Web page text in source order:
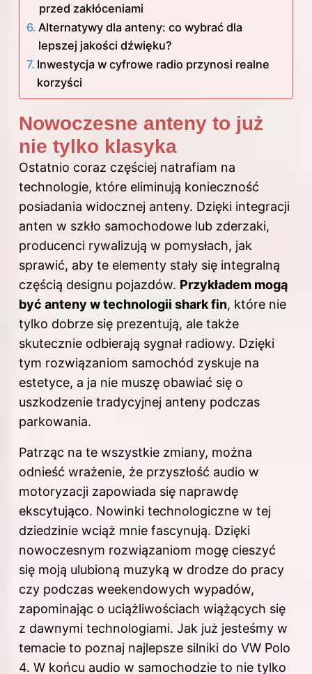
przed zakłóceniami
Alternatywy dla anteny: co wybrać dla
lepszej jakości dźwięku?
Inwestycja w cyfrowe radio przynosi realne
korzyści
Nowoczesne anteny to już
nie tylko klasyka
Ostatnio coraz częściej natrafiam na
technologie, które eliminują konieczność
posiadania widocznej anteny. Dzięki integracji
anten w szkło samochodowe lub zderzaki,
producenci rywalizują w pomysłach, jak
sprawić, aby te elementy stały się integralną
częścią designu pojazdów. Przykładem mogą
być anteny w technologii shark fin, które nie
tylko dobrze się prezentują, ale także
skutecznie odbierają sygnał radiowy. Dzięki
tym rozwiązaniom samochód zyskuje na
estetyce, a ja nie muszę obawiać się o
uszkodzenie tradycyjnej anteny podczas
parkowania.
Patrząc na te wszystkie zmiany, można
odnieść wrażenie, że przyszłość audio w
motoryzacji zapowiada się naprawdę
ekscytująco. Nowinki technologiczne w tej
dziedzinie wciąż mnie fascynują. Dzięki
nowoczesnym rozwiązaniom mogę cieszyć
się moją ulubioną muzyką w drodze do pracy
czy podczas weekendowych wypadów,
zapominając o uciążliwościach wiążących się
z dawnymi technologiami. Jak już jesteśmy w
temacie to poznaj najlepsze silniki do VW Polo
4. W końcu audio w samochodzie to nie tylko